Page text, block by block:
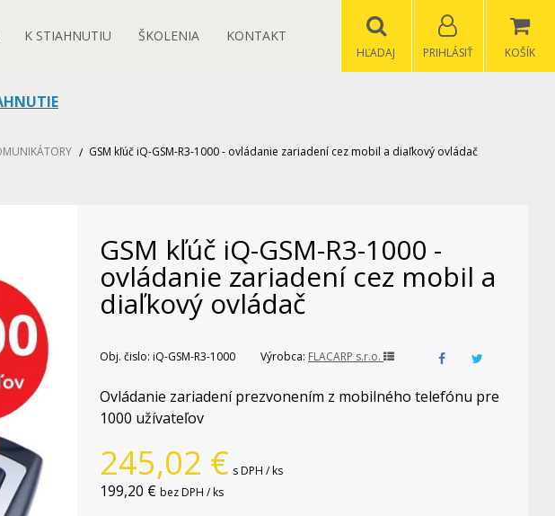
K STIAHNUTIU ŠKOLENIA KONTAKT
KOŠÍK
PRIHLÁSIŤ
HĽADAJ
GSM kľúč iQ-GSM-R3-1000 - ovládanie zariadení cez mobil a diaľkový ovládač
GSM kľúč iQ-GSM-R3-1000 -
ovládanie zariadení cez mobil a
diaľkový ovládač
Obj. čislo: iQ-GSM-R3-1000 Výrobca: FLACARP s.r.o.
Ovládanie zariadení prezvonením z mobilného telefónu pre
1000 užívateľov
245,02 € s DPH / ks
199,20 € bez DPH / ks